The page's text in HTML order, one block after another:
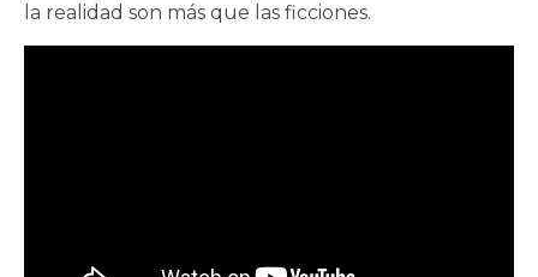
la realidad son más que las ficciones.